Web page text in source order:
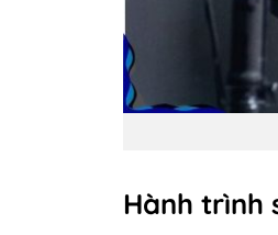
Hành trình